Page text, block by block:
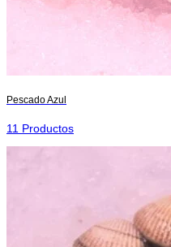
Pescado Azul
11 Productos